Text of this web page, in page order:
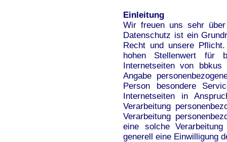
Einleitung
Wir freuen uns sehr
Datenschutz ist ein
Recht und unsere
hohen Stellenwert für
Internetseiten von
Angabe
Person besondere
Internetseiten in
Verarbeitung
Verarbeitung
eine solche
generell eine Einwilligung